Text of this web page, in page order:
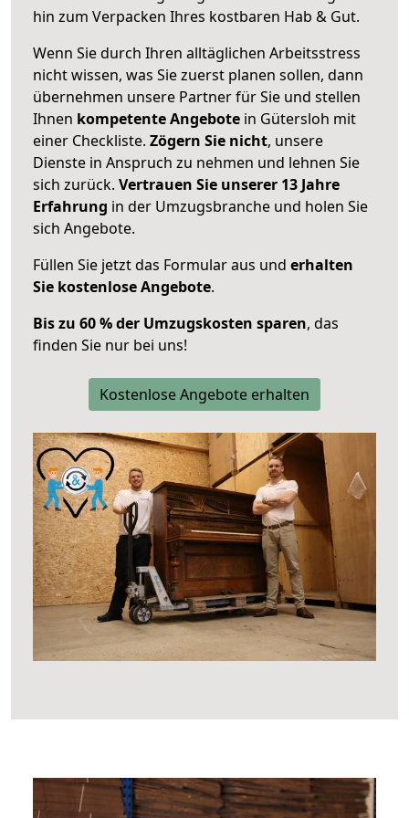
hin zum Verpacken Ihres kostbaren Hab & Gut.
Wenn Sie durch Ihren alltäglichen Arbeitsstress
nicht wissen, was Sie zuerst planen sollen, dann
übernehmen unsere Partner für Sie und stellen
Ihnen kompetente Angebote in Gütersloh mit
einer Checkliste. Zögern Sie nicht, unsere
Dienste in Anspruch zu nehmen und lehnen Sie
sich zurück. Vertrauen Sie unserer 13 Jahre
Erfahrung in der Umzugsbranche und holen Sie
sich Angebote.
Füllen Sie jetzt das Formular aus und erhalten
Sie kostenlose Angebote.
Bis zu 60 % der Umzugskosten sparen, das
finden Sie nur bei uns!
Kostenlose Angebote erhalten